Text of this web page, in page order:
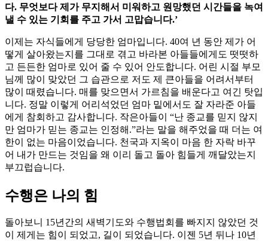
다. 무엇보다 제가 무지해서 미워하고 원망했던 시간들을 녹여
낼 수 있는 기회를 주고 가서 고맙습니다.’
이제는 자식들에게 당당한 엄마입니다. 40여 년 동안 제가 어
떻게 살아왔는지를 그대로 겪고 바라본 아들들에게도 떳떳하
고 든든한 엄마로 있어 줄 수 있어 안도합니다. 어린 시절 부모
님께 많이 맞았던 그 습관으로 저도 제 큰아들을 어려서부터
많이 때렸습니다. 매를 맞으면서 가르침을 배운다고 여긴 탓입
니다. 정말 이렇게 어리석었던 엄마 밑에서도 잘 자라준 아들
에게 참회하고 감사합니다. 작은아들이 “난 종교를 믿지 않지
만 엄마가 믿는 종교는 인정해.”라는 말을 해주었을 때 더는 여
한이 없는 마음이었습니다. 천국과 지옥이 마음 한 자락 바꾸
어 내가 만드는 것임을 왜 이리 돌고 돌아 힘들게 깨달았는지
부끄럽습니다.
수행은 나의 힘
돌아보니 15년간의 새벽기도와 수행법회를 빠지지 않았던 것
이 제게는 힘이 되었고, 길이 되었습니다. 이젠 5년 뒤나 10년